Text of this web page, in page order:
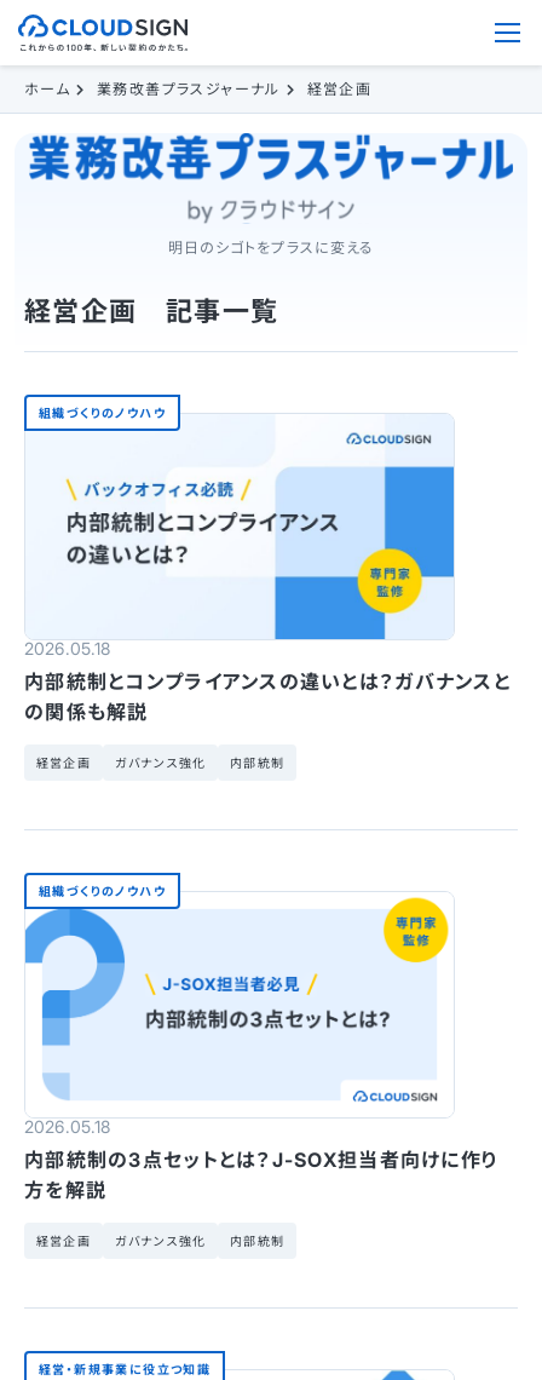
ホーム 業務改善プラスジャーナル 経営企画
明日のシゴトをプラスに変える
経営企画 記事一覧
組織づくりのノウハウ
2026.05.18
内部統制とコンプライアンスの違いとは？ガバナンスと
の関係も解説
経営企画 ガバナンス強化 内部統制
組織づくりのノウハウ
2026.05.18
内部統制の3点セットとは？J-SOX担当者向けに作り
方を解説
経営企画 ガバナンス強化 内部統制
経営・新規事業に役立つ知識